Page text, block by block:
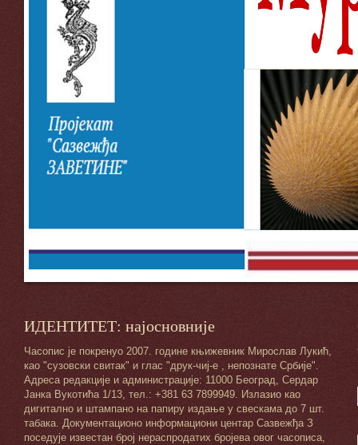
ИДЕНТИТЕТ: најосновније
Часопис је покренуо 2007. године књижевник Мирослав Лукић,
као "сузовски свитак" и глас "друк-чиј-е , непознате Србије".
Адреса редакције и администрације: 11000 Београд, Сердар
Јанка Вукотића 1/13, тел.: +381 63 7899949. Излазио као
дигитално и штампано на папиру издање у свескама до 7 шт.
табака. Документационо информациони центар Сазвежђа З
поседује известан број нераспродатих бројева овог часописа,